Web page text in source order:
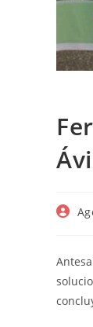
Autor